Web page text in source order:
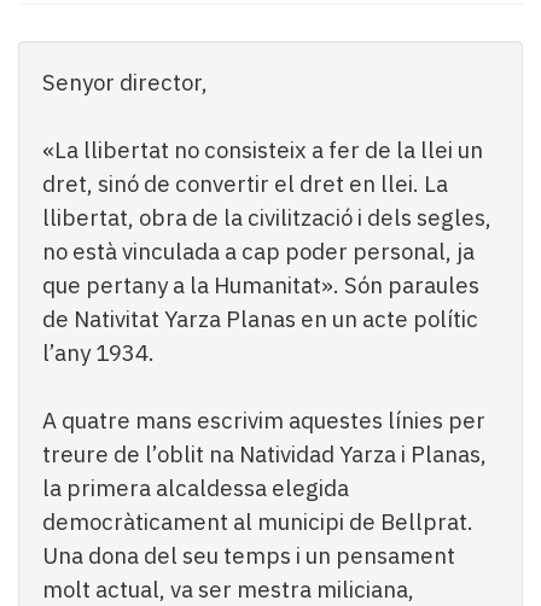
del
Pallars
Contingut
Lo
més
llegit...
Editorial
Senyor director,
«La llibertat no consisteix a fer de la llei un
dret, sinó de convertir el dret en llei. La
llibertat, obra de la civilització i dels segles,
no està vinculada a cap poder personal, ja
que pertany a la Humanitat». Són paraules
de Nativitat Yarza Planas en un acte polític
l’any 1934.
A quatre mans escrivim aquestes línies per
treure de l’oblit na Natividad Yarza i Planas,
la primera alcaldessa elegida
democràticament al municipi de Bellprat.
Una dona del seu temps i un pensament
molt actual, va ser mestra miliciana,